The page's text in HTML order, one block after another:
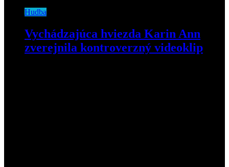
Hudba
Vychádzajúca hviezda Karin Ann
zverejnila kontroverzný videoklip